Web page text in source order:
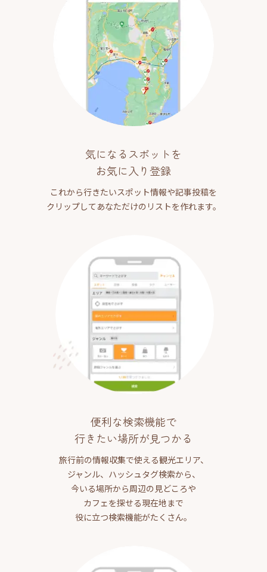
気になるスポットを
お気に入り登録
これから行きたいスポット情報や記事投稿を
クリップしてあなただけのリストを作れます。
便利な検索機能で
行きたい場所が見つかる
旅行前の情報収集で使える観光エリア、
ジャンル、ハッシュタグ検索から、
今いる場所から周辺の見どころや
カフェを探せる現在地まで
役に立つ検索機能がたくさん。